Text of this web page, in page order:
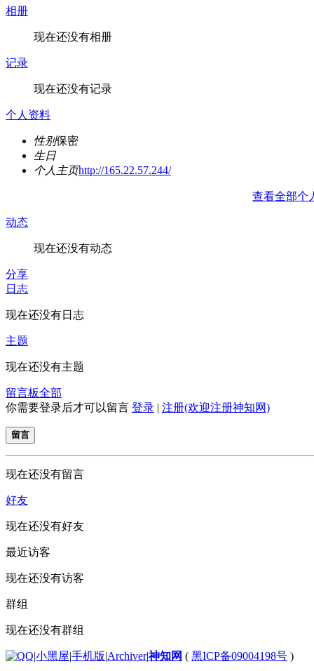
相册
现在还没有相册
记录
现在还没有记录
个人资料
性别保密
生日
个人主页http://165.22.57.244/
查看全部个
动态
现在还没有动态
分享
日志
现在还没有日志
主题
现在还没有主题
留言板全部
你需要登录后才可以留言 登录 | 注册(欢迎注册神知网)
留言
现在还没有留言
好友
现在还没有好友
最近访客
现在还没有访客
群组
现在还没有群组
|小黑屋|手机版|Archiver|神知网 ( 黑ICP备09004198号 )